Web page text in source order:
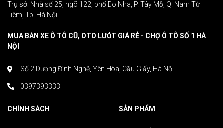
Trụ sở: Nhà số 25, ngõ 122, phố Do Nha, P. Tây Mỗ, Q. Nam Từ
Liêm, Tp. Hà Nội
MUA BÁN XE Ô TÔ CŨ, OTO LƯỚT GIÁ RẺ - CHỢ Ô TÔ SỐ 1 HÀ
NỘI
Số 2 Dương Đình Nghệ, Yên Hòa, Cầu Giấy, Hà Nội
0397393333
CHÍNH SÁCH SẢN PHẨM